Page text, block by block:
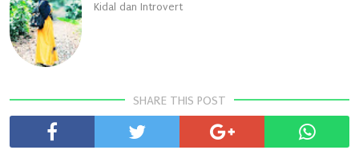
Kidal dan Introvert
SHARE THIS POST